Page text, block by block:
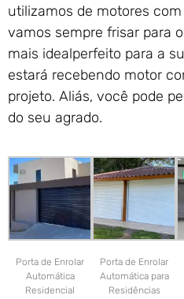
utilizamos de motores
vamos sempre frisar para
mais idealperfeito para a
estará recebendo motor
projeto. Aliás, você pode
do seu agrado.
Porta de Enrolar
Automática
Residencial
Porta de Enrolar
Automática para
Residências